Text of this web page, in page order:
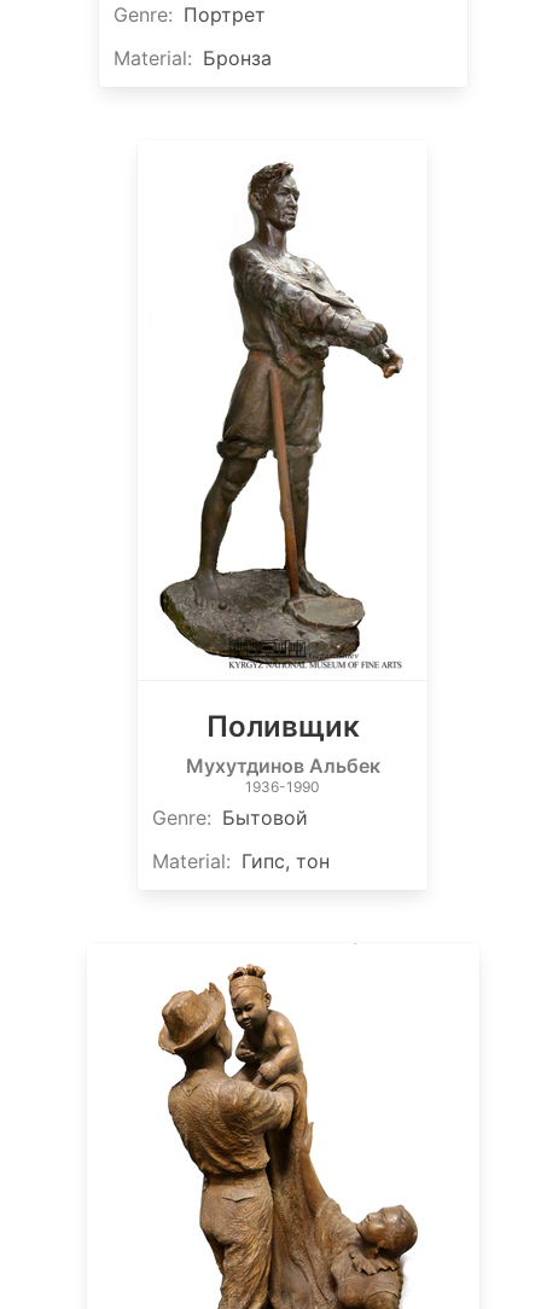
Genre: Портрет
Material: Бронза
Поливщик
Мухутдинов Альбек
1936-1990
Genre: Бытовой
Material: Гипс, тон